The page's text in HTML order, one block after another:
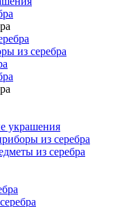
из серебра
украшения
из серебра
из серебра